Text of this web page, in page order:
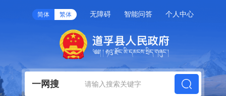
简体 繁体 无障碍 智能问答 个人中心
一网搜